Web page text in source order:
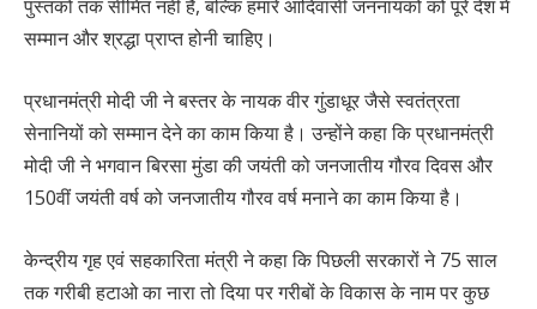
पुस्तकों तक सीमित नहीं है, बल्कि हमारे आदिवासी जननायकों को पूरे देश में
सम्मान और श्रद्धा प्राप्त होनी चाहिए।
प्रधानमंत्री मोदी जी ने बस्तर के नायक वीर गुंडाधूर जैसे स्वतंत्रता
सेनानियों को सम्मान देने का काम किया है। उन्होंने कहा कि प्रधानमंत्री
मोदी जी ने भगवान बिरसा मुंडा की जयंती को जनजातीय गौरव दिवस और
150वीं जयंती वर्ष को जनजातीय गौरव वर्ष मनाने का काम किया है।
केन्द्रीय गृह एवं सहकारिता मंत्री ने कहा कि पिछली सरकारों ने 75 साल
तक गरीबी हटाओ का नारा तो दिया पर गरीबों के विकास के नाम पर कुछ